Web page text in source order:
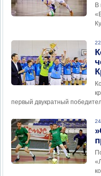
В
первый двукратный